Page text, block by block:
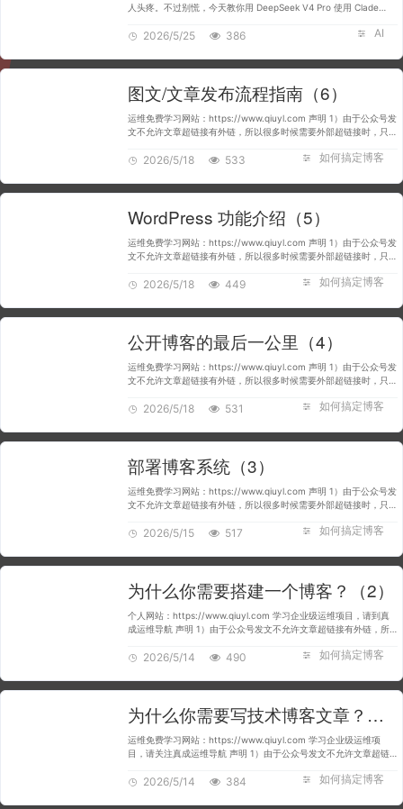
人头疼。不过别慌，今天教你用 DeepSeek V4 Pro 使用 Clade
上手。 目录结构如下： …
AI
2026/5/25 386
图文/文章发布流程指南（6）
运维免费学习网站：https://www.qiuyl.com 声明 1）由于公众号发
文不允许文章超链接有外链，所以很多时候需要外部超链接时，只好
控制台的导航栏中…
如何搞定博客
2026/5/18 533
WordPress 功能介绍（5）
运维免费学习网站：https://www.qiuyl.com 声明 1）由于公众号发
文不允许文章超链接有外链，所以很多时候需要外部超链接时，只好
控制台的导航栏中…
如何搞定博客
2026/5/18 449
公开博客的最后一公里（4）
运维免费学习网站：https://www.qiuyl.com 声明 1）由于公众号发
文不允许文章超链接有外链，所以很多时候需要外部超链接时，只好
控制台的导航栏中…
如何搞定博客
2026/5/18 531
部署博客系统（3）
运维免费学习网站：https://www.qiuyl.com 声明 1）由于公众号发
文不允许文章超链接有外链，所以很多时候需要外部超链接时，只好
控制台的导航栏中…
如何搞定博客
2026/5/15 517
为什么你需要搭建一个博客？（2）
个人网站：https://www.qiuyl.com 学习企业级运维项目，请到真
成运维导航 声明 1）由于公众号发文不允许文章超链接有外链，所
所使用的阿里云服务，…
如何搞定博客
2026/5/14 490
为什么你需要写技术博客文章？（1）
运维免费学习网站：https://www.qiuyl.com 学习企业级运维项
目，请关注真成运维导航 声明 1）由于公众号发文不允许文章超链
址。 2）文中所使用的阿…
如何搞定博客
2026/5/14 384